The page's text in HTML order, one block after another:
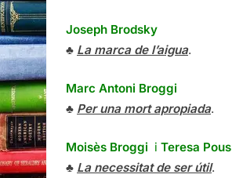
Joseph Brodsky
♣ La marca de l’aigua.
Marc Antoni Broggi
♣ Per una mort apropiada.
Moisès Broggi i Teresa Pous
♣ La necessitat de ser útil.